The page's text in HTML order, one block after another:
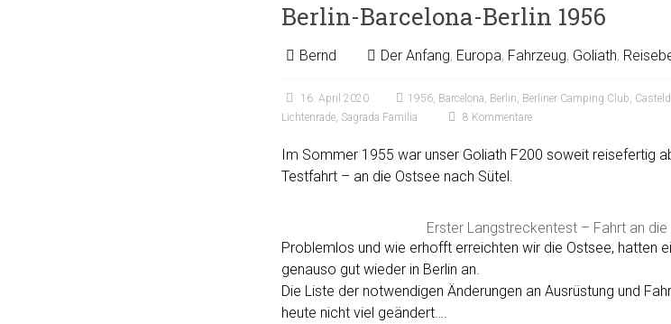
Berlin-Barcelona-Berlin 1956
Bernd Der Anfang, Europa, Fahrzeug, Goliath,
16. April 2020 1956, Barcelona, Berlin, Berliner Camping Club,
Lichtenrade, Sagrada Familia 8 Kommentare
Im Sommer 1955 war unser Goliath F200 soweit reisefertig
Testfahrt – an die Ostsee nach Sütel.
Erster Langstreckentest – Fahrt an
Problemlos und wie erhofft erreichten wir die Ostsee, hatten
genauso gut wieder in Berlin an.
Die Liste der notwendigen Änderungen an Ausrüstung und
heute nicht viel geändert….